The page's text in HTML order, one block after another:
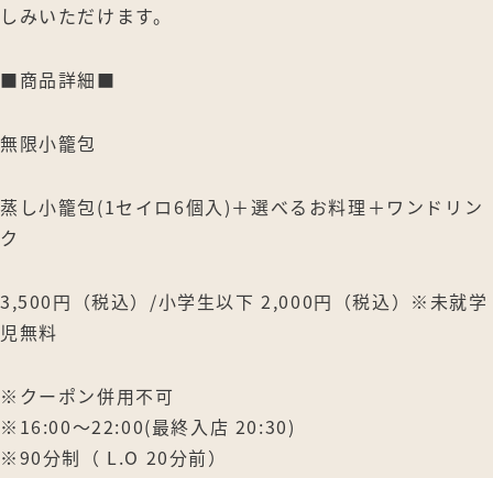
しみいただけます。
■商品詳細■
無限小籠包
蒸し小籠包(1セイロ6個入)＋選べるお料理＋ワンドリン
ク
3,500円（税込）/小学生以下 2,000円（税込）※未就学
児無料
※クーポン併用不可
※16:00〜22:00(最終入店 20:30)
※90分制（ L.O 20分前）